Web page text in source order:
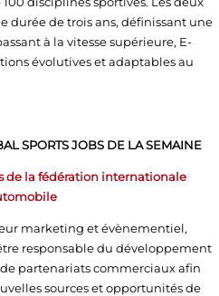
durée de trois ans, définissant une
à la vitesse supérieure, E-
évolutives et adaptables au
SPORTS JOBS DE LA SEMAINE
de la fédération internationale
marketing et évènementiel,
responsable du développement
partenariats commerciaux afin
sources et opportunités de